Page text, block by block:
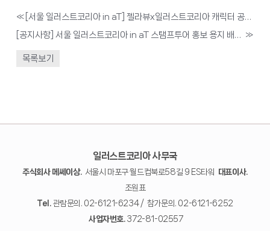
«
[서울 일러스트코리아 in aT] 젤라뷰x일러스트코리아 캐릭터 공모전 안내
[공지사항] 서울 일러스트코리아 in aT 스탬프투어 홍보 용지 배치 안내의 건 »
목록보기
일러스트코리아 사무국
주식회사 메쎄이상.서울시 마포구 월드컵북로58길 9 ES타워
대표이사.
조원표
Tel.관람문의. 02-6121-6234 / 참가문의. 02-6121-6252
사업자번호.372-81-02557